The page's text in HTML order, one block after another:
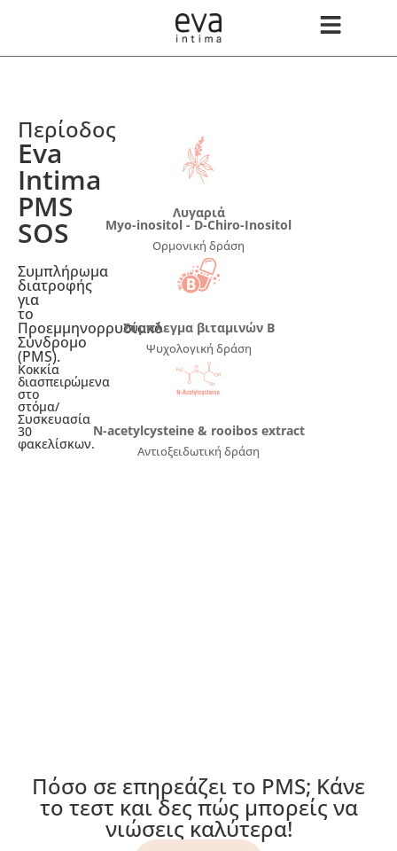
Περίοδος
Eva
Intima
PMS
SOS
Συμπλήρωμα
διατροφής
για
το
Προεμμηνορρυσιακό
Σύνδρομο
(PMS).
Κοκκία
διασπειρώμενα
στο
στόμα/
Συσκευασία
30
φακελίσκων.
Λυγαριά
Myo-inositol - D-Chiro-Inositol
Ορμονική δράση
Σύμπλεγμα βιταμινών Β
Ψυχολογική δράση
N-acetylcysteine & rooibos extract
Αντιοξειδωτική δράση
Πόσο σε επηρεάζει το PMS; Κάνε
το τεστ και δες πώς μπορείς να
νιώσεις καλύτερα!